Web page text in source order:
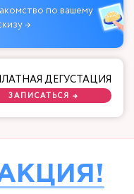
по вашему
→
ДЕГУСТАЦИЯ
ЗАПИСАТЬСЯ →